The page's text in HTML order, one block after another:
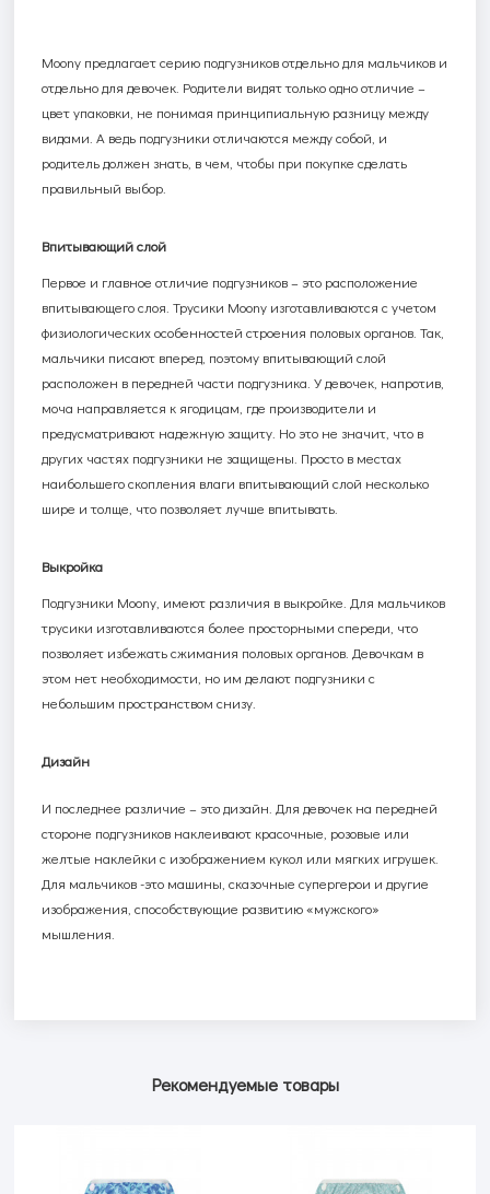
Moony предлагает серию подгузников отдельно для мальчиков и
отдельно для девочек. Родители видят только одно отличие –
цвет упаковки, не понимая принципиальную разницу между
видами. А ведь подгузники отличаются между собой, и
родитель должен знать, в чем, чтобы при покупке сделать
правильный выбор.
Впитывающий слой
Первое и главное отличие подгузников – это расположение
впитывающего слоя. Трусики Moony изготавливаются с учетом
физиологических особенностей строения половых органов. Так,
мальчики писают вперед, поэтому впитывающий слой
расположен в передней части подгузника. У девочек, напротив,
моча направляется к ягодицам, где производители и
предусматривают надежную защиту. Но это не значит, что в
других частях подгузники не защищены. Просто в местах
наибольшего скопления влаги впитывающий слой несколько
шире и толще, что позволяет лучше впитывать.
Выкройка
Подгузники Moony , имеют различия в выкройке. Для мальчиков
трусики изготавливаются более просторными спереди, что
позволяет избежать сжимания половых органов. Девочкам в
этом нет необходимости, но им делают подгузники с
небольшим пространством снизу.
Дизайн
И последнее различие – это дизайн. Для девочек на передней
стороне подгузников наклеивают красочные, розовые или
желтые наклейки с изображением кукол или мягких игрушек.
Для мальчиков -это машины, сказочные супергерои и другие
изображения, способствующие развитию «мужского»
мышления.
Рекомендуемые товары